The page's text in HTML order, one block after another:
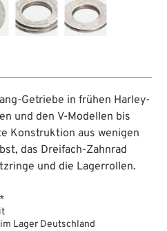
Getriebe in frühen Harley-
und den V-Modellen bis
Konstruktion aus wenigen
das Dreifach-Zahnrad
und die Lagerrollen.
Lager Deutschland